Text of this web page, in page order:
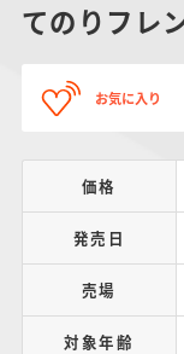
てのりフレ
お気に入り
価格
発売日
売場
対象年齢